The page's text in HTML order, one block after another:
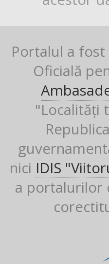
Portalul a
Oficială
"Localități
nici IDIS
a portalurilor